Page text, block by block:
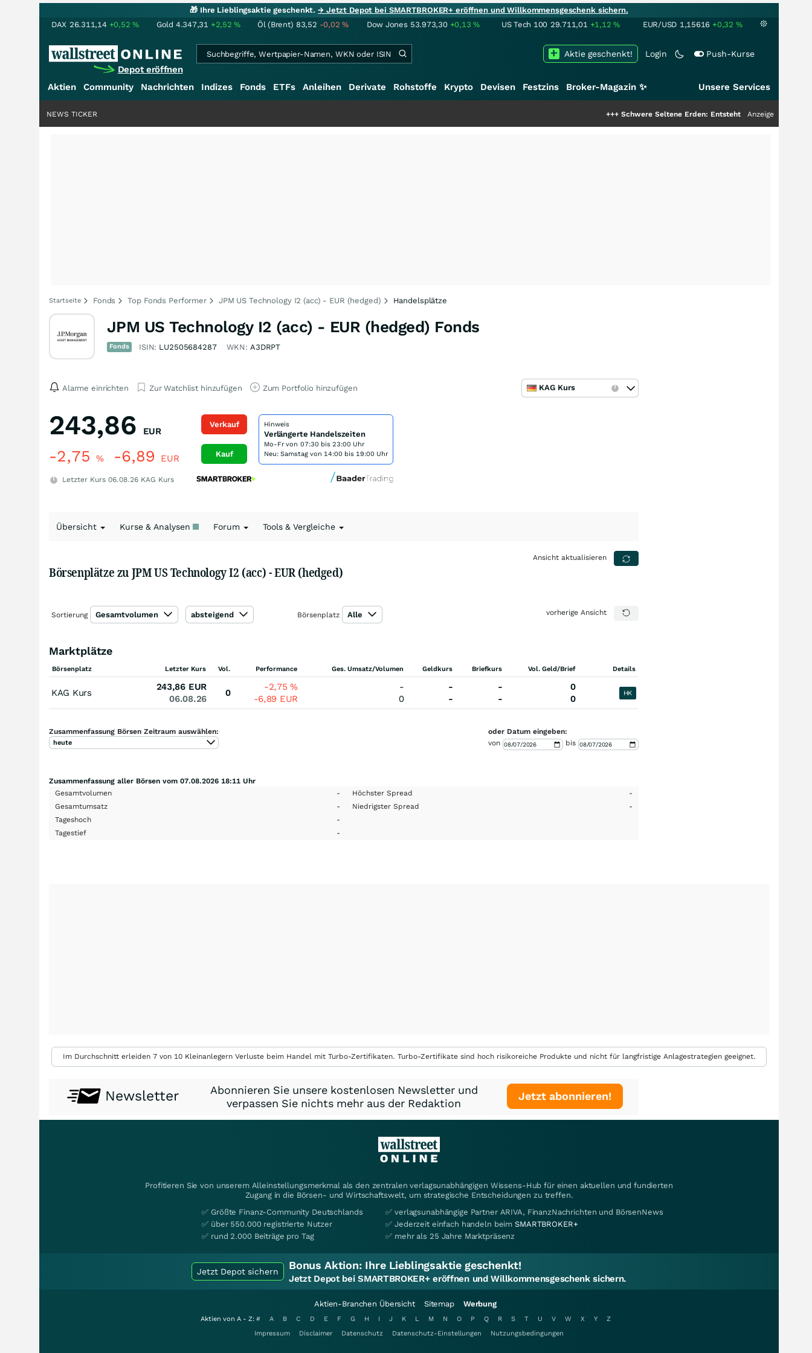
🎁 Ihre Lieblingsaktie geschenkt.→ Jetzt Depot bei SMARTBROKER+ eröffnen und Willkommensgeschenk sichern.
DAX 26.311,14 +0,52% Gold 4.347,31 +2,52% Öl (Brent) 83,52 -0,02% Dow Jones 53.973,30 +0,13% US Tech 100 29.711,01 +1,12% EUR/USD 1,15616 +0,32 %
Depot eröffnen
Login Push-Kurse
Aktie geschenkt!
Aktien Community Nachrichten Indizes Fonds ETFs Anleihen Derivate Rohstoffe Krypto Devisen Festzins Broker-Magazin ✨ Unsere Services
Schwere Seltene Erden: Entsteht hier die nächste
Anzeige
NEWS TICKER
Startseite Fonds Top Fonds Performer JPM US Technology I2 (acc) - EUR (hedged) Handelsplätze
JPM US Technology I2 (acc) - EUR (hedged) Fonds
Fonds ISIN: LU2505684287 WKN: A3DRPT
Alarme einrichten Zur Watchlist hinzufügen Zum Portfolio hinzufügen KAG Kurs
243,86 EUR
-2,75 % -6,89 EUR
Letzter Kurs 06.08.26 KAG Kurs
Verkauf
Kauf
Hinweis
Verlängerte Handelszeiten
Mo-Fr von 07:30 bis 23:00 Uhr
Neu: Samstag von 14:00 bis 19:00 Uhr
Übersicht Kurse & Analysen Forum Tools & Vergleiche
Börsenplätze zu JPM US Technology I2 (acc) - EUR (hedged)
Ansicht aktualisieren
Sortierung Gesamtvolumen absteigend Börsenplatz Alle vorherige Ansicht
Marktplätze
Börsenplatz Letzter Kurs Vol. Performance Ges. Umsatz/Volumen Geldkurs Briefkurs Vol. Geld/Brief Details
KAG Kurs
243,86 EUR
06.08.26
0
-2,75%
-6,89 EUR
-
0
-
-
-
-
0
0
HK
Zusammenfassung Börsen Zeitraum auswählen:
heute
oder Datum eingeben:
von
bis
Zusammenfassung aller Börsen vom 07.08.2026 18:11 Uhr
Gesamtvolumen
- Höchster Spread
-
Gesamtumsatz
- Niedrigster Spread
-
Tageshoch
-
Tagestief
-
Im Durchschnitt erleiden 7 von 10 Kleinanlegern Verluste beim Handel mit Turbo-Zertifikaten. Turbo-Zertifikate sind hoch risikoreiche Produkte und nicht für langfristige Anlagestrategien geeignet.
Newsletter
Abonnieren Sie unsere kostenlosen Newsletter und
verpassen Sie nichts mehr aus der Redaktion
Jetzt abonnieren!
Profitieren Sie von unserem Alleinstellungsmerkmal als den zentralen verlagsunabhängigen Wissens-Hub für einen aktuellen und fundierten
Zugang in die Börsen- und Wirtschaftswelt, um strategische Entscheidungen zu treffen.
✅ Größte Finanz-Community Deutschlands
✅ über 550.000 registrierte Nutzer
✅ rund 2.000 Beiträge pro Tag
✅ verlagsunabhängige Partner ARIVA, FinanzNachrichten und BörsenNews
✅ Jederzeit einfach handeln beimSMARTBROKER+
✅ mehr als 25 Jahre Marktpräsenz
Jetzt Depot sichern Bonus Aktion: Ihre Lieblingsaktie geschenkt!
Jetzt Depot bei SMARTBROKER+ eröffnen und Willkommensgeschenk sichern.
Aktien-Branchen Übersicht Sitemap Werbung
Aktien von A - Z: # A B C D E F G H I J K L M N O P Q R S T U V W X Y
Z
Impressum
Disclaimer Datenschutz Datenschutz-Einstellungen Nutzungsbedingungen